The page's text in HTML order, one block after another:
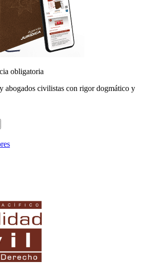
obligatoria
abogados civilistas con rigor dogmático y